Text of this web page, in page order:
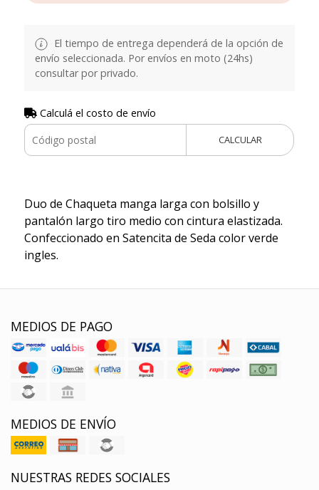
El tiempo de entrega dependerá de la opción de
envío seleccionada. Por envíos en moto (24hs)
consultar por privado.
Calculá el costo de envío
CALCULAR
Duo de Chaqueta manga larga con bolsillo y
pantalón largo tiro medio con cintura elastizada.
Confeccionado en Satencita de Seda color verde
ingles.
MEDIOS DE PAGO
MEDIOS DE ENVÍO
NUESTRAS REDES SOCIALES